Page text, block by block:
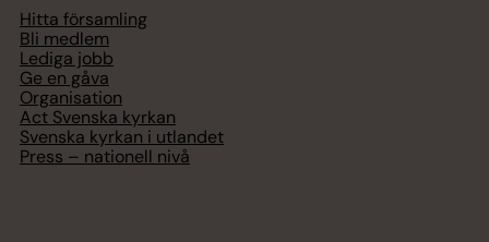
Hitta församling
Bli medlem
Lediga jobb
Ge en gåva
Organisation
Act Svenska kyrkan
Svenska kyrkan i utlandet
Press – nationell nivå